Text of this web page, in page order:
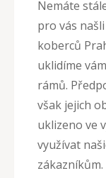
Nemáte
pro vás
koberců
uklidíme
rámů.
však jejich
uklizeno ve
využívat
zákazníkům.